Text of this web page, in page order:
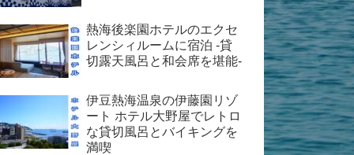
熱海後楽園ホテルのエクセ
レンシィルームに宿泊 -貸
切露天風呂と和会席を堪能-
伊豆熱海温泉の伊藤園リゾ
ート ホテル大野屋でレトロ
な貸切風呂とバイキングを
満喫